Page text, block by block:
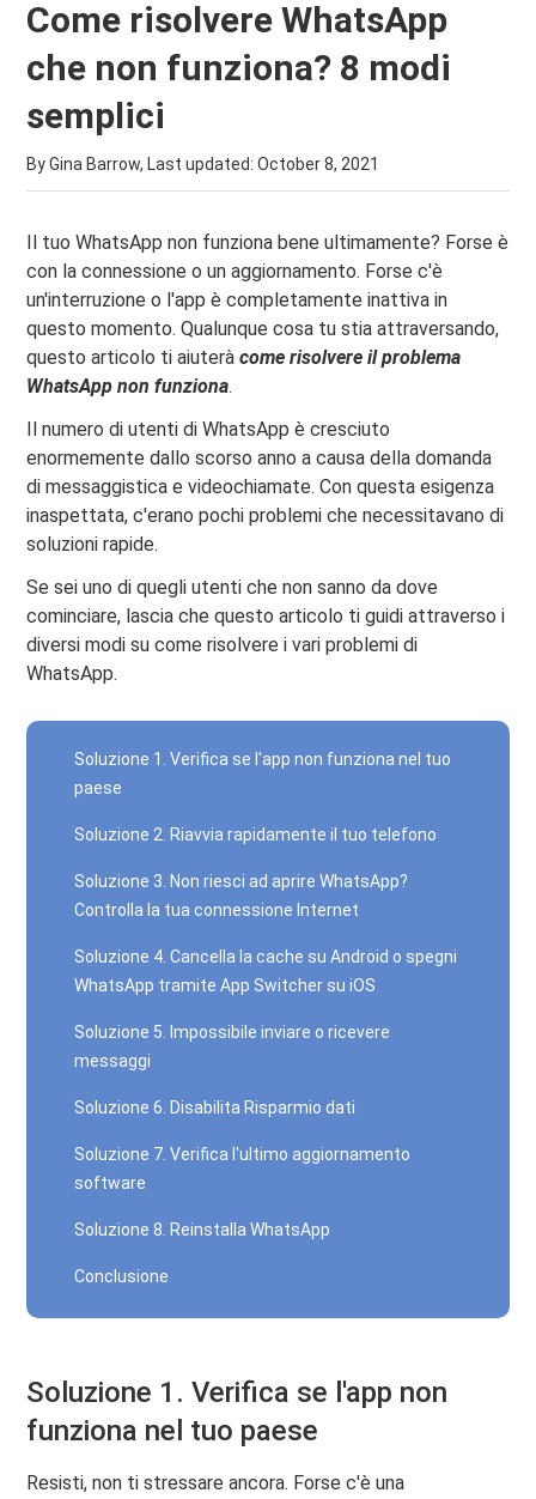
Come risolvere WhatsApp
che non funziona? 8 modi
semplici
By Gina Barrow, Last updated:October 8, 2021
Il tuo WhatsApp non funziona bene ultimamente? Forse è
con la connessione o un aggiornamento. Forse c'è
un'interruzione o l'app è completamente inattiva in
questo momento. Qualunque cosa tu stia attraversando,
questo articolo ti aiuteràcome risolvere il problema
WhatsApp non funziona.
Il numero di utenti di WhatsApp è cresciuto
enormemente dallo scorso anno a causa della domanda
di messaggistica e videochiamate. Con questa esigenza
inaspettata, c'erano pochi problemi che necessitavano di
soluzioni rapide.
Se sei uno di quegli utenti che non sanno da dove
cominciare, lascia che questo articolo ti guidi attraverso i
diversi modi su come risolvere i vari problemi di
WhatsApp.
Soluzione 1. Verifica se l'app non funziona nel tuo
paese
Soluzione 2. Riavvia rapidamente il tuo telefono
Soluzione 3. Non riesci ad aprire WhatsApp?
Controlla la tua connessione Internet
Soluzione 4. Cancella la cache su Android o spegni
WhatsApp tramite App Switcher su iOS
Soluzione 5. Impossibile inviare o ricevere
messaggi
Soluzione 6. Disabilita Risparmio dati
Soluzione 7. Verifica l'ultimo aggiornamento
software
Soluzione 8. Reinstalla WhatsApp
Conclusione
Soluzione 1. Verifica se l'app non
funziona nel tuo paese
Resisti, non ti stressare ancora. Forse c'è una